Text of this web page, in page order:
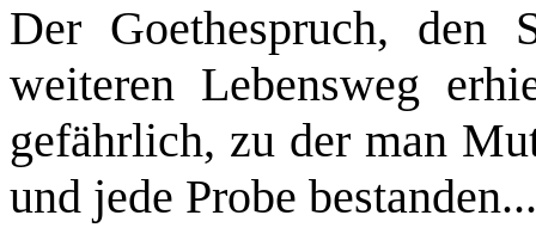
Der Goethespruch,
weiteren Lebensweg
gefährlich, zu der man
und jede Probe